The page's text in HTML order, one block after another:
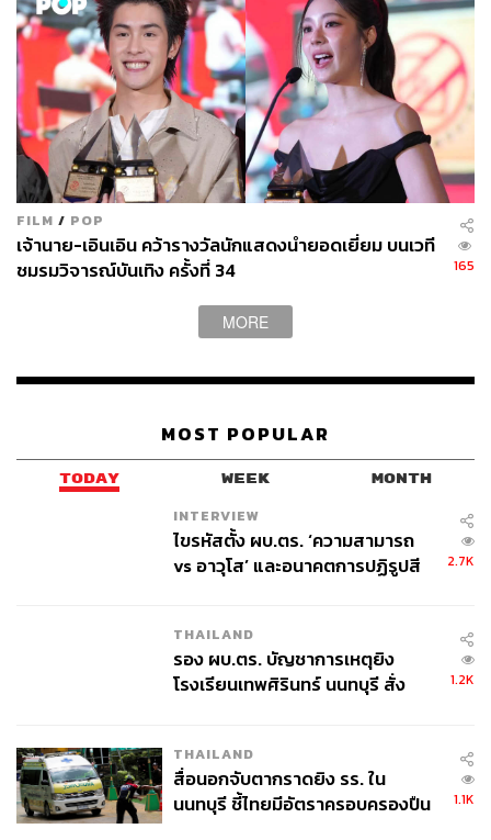
FILM / POP
เจ้านาย-เอินเอิน คว้ารางวัลนักแสดงนำยอดเยี่ยม บนเวที
ชมรมวิจารณ์บันเทิง ครั้งที่ 34
165
MORE
MOST POPULAR
TODAY WEEK MONTH
INTERVIEW
ไขรหัสตั้ง ผบ.ตร. ‘ความสามารถ
vs อาวุโส’ และอนาคตการปฏิรูปสี
2.7K
THAILAND
รอง ผบ.ตร. บัญชาการเหตุยิง
โรงเรียนเทพศิรินทร์ นนทบุรี สั่ง
1.2K
THAILAND
สื่อนอกจับตากราดยิง รร. ใน
นนทบุรี ชี้ไทยมีอัตราครอบครองปืน
1.1K